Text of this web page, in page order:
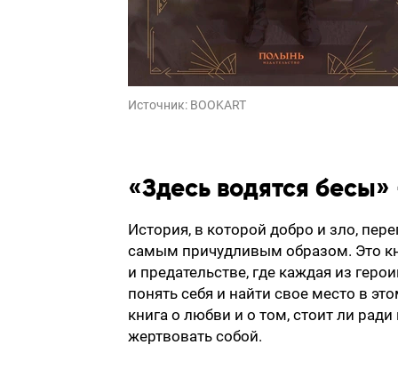
Источник: BOOKART
«Здесь водятся
История, в которой добро и зло,
самым причудливым образом. Это
и предательстве, где каждая из
понять себя и найти свое место в
книга о любви и о том, стоит ли ради
жертвовать собой.